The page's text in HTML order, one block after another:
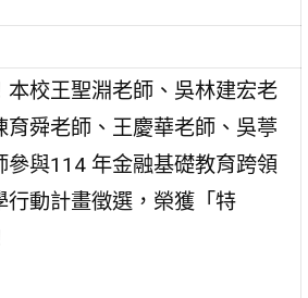
本校王聖淵老師、吳林建宏老
育舜老師、王慶華老師、吳葶
參與114 年金融基礎教育跨領
行動計畫徵選，榮獲「特